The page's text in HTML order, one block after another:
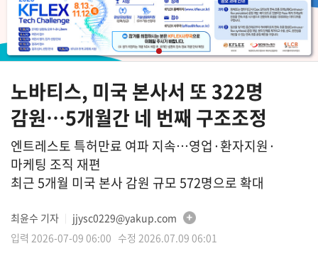
노바티스, 미국 본사서 또 322명
감원…5개월간 네 번째 구조조정
엔트레스토 특허만료 여파 지속…영업·환자지원·
마케팅 조직 재편
최근 5개월 미국 본사 감원 규모 572명으로 확대
최윤수 기자
jjysc0229@yakup.com
입력 2026-07-09 06:00 수정 2026.07.09 06:01